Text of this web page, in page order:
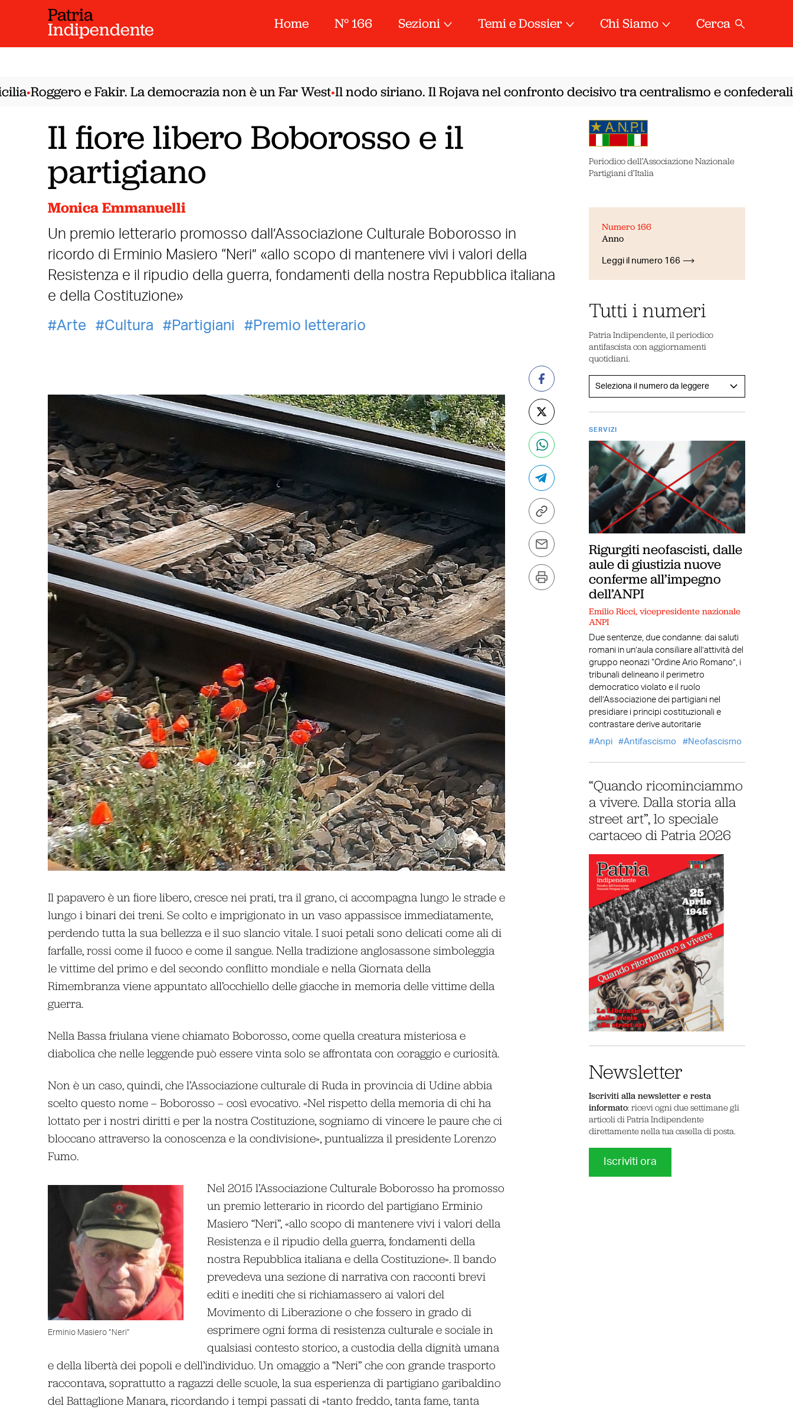
Patria
Indipendente Home N° 166 Sezioni Temi e Dossier Chi Siamo Cerca
•Roggero e Fakir. La democrazia non è un Far West•Il nodo siriano. Il Rojava nel confronto decisivo tra centralismo e
Il fiore libero Boborosso e il
partigiano
Monica Emmanuelli
Un premio letterario promosso dall’Associazione Culturale Boborosso in
ricordo di Erminio Masiero “Neri” «allo scopo di mantenere vivi i valori della
Resistenza e il ripudio della guerra, fondamenti della nostra Repubblica italiana
e della Costituzione»
Arte
Cultura Partigiani Premio letterario
Il papavero è un fiore libero, cresce nei prati, tra il grano, ci accompagna lungo le strade e
lungo i binari dei treni. Se colto e imprigionato in un vaso appassisce immediatamente,
perdendo tutta la sua bellezza e il suo slancio vitale. I suoi petali sono delicati come ali di
farfalle, rossi come il fuoco e come il sangue. Nella tradizione anglosassone simboleggia
le vittime del primo e del secondo conflitto mondiale e nella Giornata della
Rimembranza viene appuntato all’occhiello delle giacche in memoria delle vittime della
guerra.
Nella Bassa friulana viene chiamato Boborosso, come quella creatura misteriosa e
diabolica che nelle leggende può essere vinta solo se affrontata con coraggio e curiosità.
Non è un caso, quindi, che l’Associazione culturale di Ruda in provincia di Udine abbia
scelto questo nome – Boborosso – così evocativo. «Nel rispetto della memoria di chi ha
lottato per i nostri diritti e per la nostra Costituzione, sogniamo di vincere le paure che ci
bloccano attraverso la conoscenza e la condivisione», puntualizza il presidente Lorenzo
Fumo.
Erminio Masiero “Neri”
Nel 2015 l’Associazione Culturale Boborosso ha promosso
un premio letterario in ricordo del partigiano Erminio
Masiero “Neri”, «allo scopo di mantenere vivi i valori della
Resistenza e il ripudio della guerra, fondamenti della
nostra Repubblica italiana e della Costituzione». Il bando
prevedeva una sezione di narrativa con racconti brevi
editi e inediti che si richiamassero ai valori del
Movimento di Liberazione o che fossero in grado di
esprimere ogni forma di resistenza culturale e sociale in
qualsiasi contesto storico, a custodia della dignità umana
e della libertà dei popoli e dell’individuo. Un omaggio a “Neri” che con grande trasporto
raccontava, soprattutto a ragazzi delle scuole, la sua esperienza di partigiano garibaldino
del Battaglione Manara, ricordando i tempi passati di «tanto freddo, tanta fame, tanta
Periodico dell’Associazione Nazionale
Partigiani d’Italia
Numero 166
Anno
Leggi il numero 166
Tutti i numeri
Patria Indipendente, il periodico
antifascista con aggiornamenti
quotidiani.
SERVIZI
Rigurgiti neofascisti, dalle
aule di giustizia nuove
conferme all’impegno
dell’ANPI
Emilio Ricci, vicepresidente nazionale
ANPI
Due sentenze, due condanne: dai saluti
romani in un’aula consiliare all’attività del
gruppo neonazi “Ordine Ario Romano”, i
tribunali delineano il perimetro
democratico violato e il ruolo
dell’Associazione dei partigiani nel
presidiare i principi costituzionali e
contrastare derive autoritarie
Anpi
Antifascismo Neofascismo
“Quando ricominciammo
a vivere. Dalla storia alla
street art”, lo speciale
cartaceo di Patria 2026
Newsletter
Iscriviti alla newsletter e resta
informato: ricevi ogni due settimane gli
articoli di Patria Indipendente
direttamente nella tua casella di posta.
Iscriviti ora